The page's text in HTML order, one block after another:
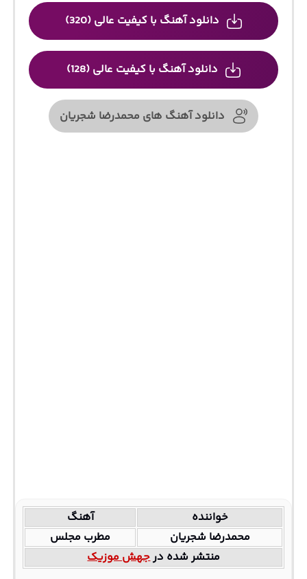
دانلود آهنگ با کیفیت عالی (320)
دانلود آهنگ با کیفیت عالی (128)
دانلود آهنگ های محمدرضا شجریان
خواننده
آهنگ
محمدرضا شجریان
مطرب مجلس
منتشر شده درجهش موزیک